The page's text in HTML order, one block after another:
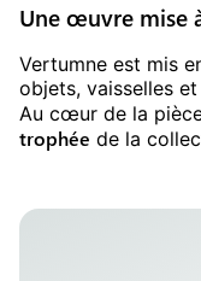
Une œuvre mise
Vertumne est mis
objets, vaisselles
Au cœur de la
trophée de la